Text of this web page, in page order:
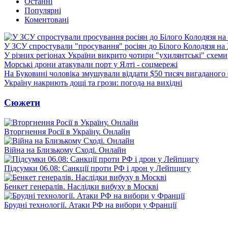
Популярні
Коментовані
У ЗСУ спростували "просування" росіян до Білого Колодязя на
У різних регіонах України викрито чотири "ухилянтські" схеми
Морські дрони атакували порт у Ялті - соцмережі
На Буковині чоловіка змушували віддати $50 тисяч вигаданого
Україну накриють дощі та грози: погода на вихідні
Сюжети
Вторгнення Росії в Україну. Онлайн
Війна на Близькому Сході. Онлайн
Підсумки 06.08: Санкції проти РФ і дрон у Лейпцигу
Бенкет генералів. Наслідки вибуху в Москві
Брудні технології. Атаки РФ на вибори у Франції